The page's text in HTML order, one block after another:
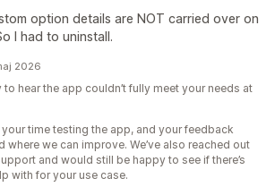
option details are NOT carried over on
I had to uninstall.
2026
to hear the app couldn’t fully meet your needs at
time testing the app, and your feedback
where we can improve. We’ve also reached out
and would still be happy to see if there’s
with for your use case.